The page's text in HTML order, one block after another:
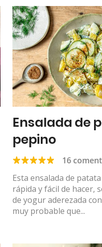
Ensalada de
pepino
16
Esta ensalada de
rápida y fácil de hacer,
de yogur aderezada
muy probable que...